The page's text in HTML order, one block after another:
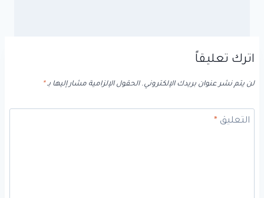
اترك تعليقاً
لن يتم نشر عنوان بريدك الإلكتروني. الحقول الإلزامية مشار إليها بـ*
التعليق*